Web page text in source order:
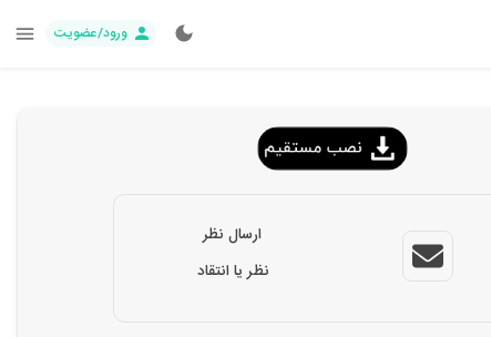
ورود/عضویت
ارسال نظر
نظر یا انتقاد